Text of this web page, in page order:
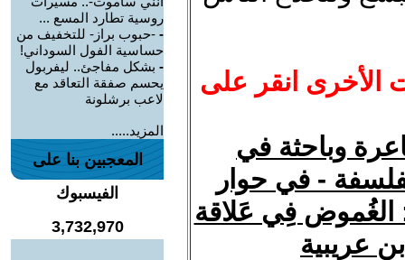
الأخرى انقر على
وباحثة في
- في حوار
الغُموض فِي عَلاقة
عريبية
روسية تطارد المسع ...
- -حبوب براز- للتخفيف من
حساسية الفول السوداني!
- بشكل مفاجئ.. ليفربول
يحسم صفقة التعاقد مع
لاعب برشلونة
المزيد.....
المعجبين بنا على
الفيسبوك
3,732,970